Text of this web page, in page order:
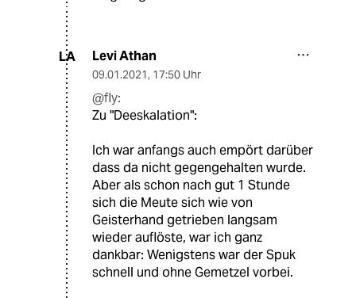
LA Levi Athan
09.01.2021, 17:50 Uhr
@fly:
Zu "Deeskalation":
Ich war anfangs auch empört darüber
dass da nicht gegengehalten wurde.
Aber als schon nach gut 1 Stunde
sich die Meute sich wie von
Geisterhand getrieben langsam
wieder auflöste, war ich ganz
dankbar: Wenigstens war der Spuk
schnell und ohne Gemetzel vorbei.